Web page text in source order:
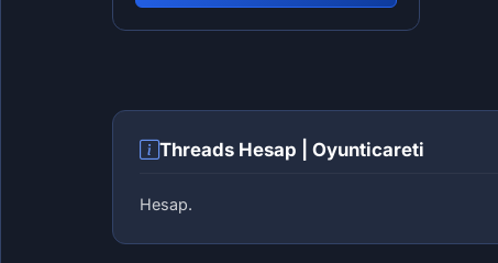
Threads Hesap | Oyunticareti
Hesap.